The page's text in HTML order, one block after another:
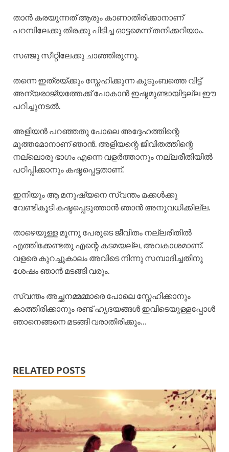
താൻ കരയുന്നത് ആരും കാണാതിരിക്കാനാണ്
പറമ്പിലേക്കു തിരക്കു പിടിച്ച ഓട്ടമെന്ന് തനിക്കറിയാം.
സഞ്ജു സീറ്റിലേക്കു ചാഞ്ഞിരുന്നൂ.
തന്നെ ഇത്രയ്ക്കും സ്നേഹിക്കുന്ന കുടുംബത്തെ വിട്ട്
അന്യരാജ്യത്തേക്ക് പോകാൻ ഇഷ്ടമുണ്ടായിട്ടല്ല ഈ
പറിച്ചുനടൽ.
അളിയൻ പറഞ്ഞതു പോലെ അദ്ദേഹത്തിന്റെ
മൂത്തമോനാണ് ഞാൻ. അളിയന്റെ ജീവിതത്തിന്റെ
നല്ലൊരു ഭാഗം എന്നെ വളർത്താനും നല്ലരീതിയിൽ
പഠിപ്പിക്കാനും കഷ്ടപ്പെട്ടതാണ്.
ഇനിയും ആ മനുഷ്യനെ സ്വന്തം മക്കൾക്കു
വേണ്ടികൂടി കഷ്ടപ്പെടുത്താൻ ഞാൻ അനുവധിക്കില്ല.
താഴെയുള്ള മൂന്നു പേരുടെ ജീവിതം നല്ലരീതിൽ
എത്തിക്കേണ്ടതു എന്റെ കടമയല്ല, അവകാശമാണ്.
വളരെ കുറച്ചുകാലം അവിടെ നിന്നു സമ്പാദിച്ചതിനു
ശേഷം ഞാൻ മടങ്ങി വരും.
സ്വന്തം അച്ഛനമ്മമ്മാരെ പോലെ സ്നേഹിക്കാനും
കാത്തിരിക്കാനും രണ്ട് ഹൃദയങ്ങൾ ഇവിടെയുള്ളപ്പോൾ
ഞാനെങ്ങനെ മടങ്ങി വരാതിരിക്കും…
RELATED POSTS